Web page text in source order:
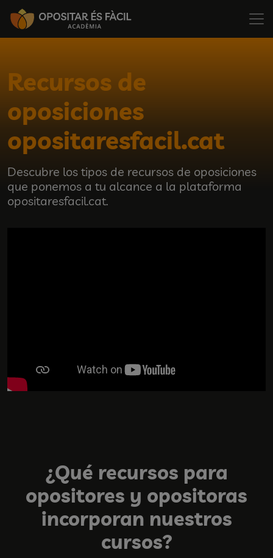
Recursos de
oposiciones
opositaresfacil.cat
Descubre los tipos de recursos de oposiciones
que ponemos a tu alcance a la plataforma
opositaresfacil.cat.
¿Qué recursos para
opositores y opositoras
incorporan nuestros
cursos?